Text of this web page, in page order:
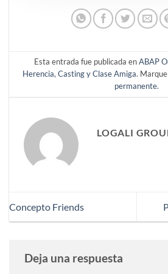
Esta entrada fue publicada enABAP
Herencia, Casting y Clase Amiga.
permanente.
LOGALI
Concepto Friends
Deja una respuesta